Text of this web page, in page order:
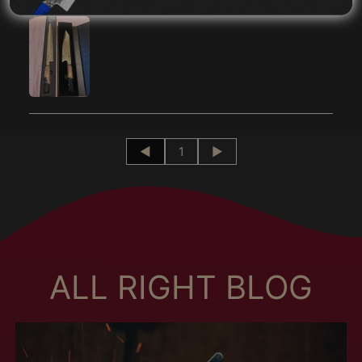
◄ 1 ►
ALL RIGHT BLOG
Bosnie-Herzégovine
(MXN $)
Botswana (MXN $)
Brésil (MXN $)
Brunei (MXN $)
Burundi (MXN $)
Cambodge (MXN $)
Cap-Vert (MXN $)
Chili (MXN $)
Chine (MXN $)